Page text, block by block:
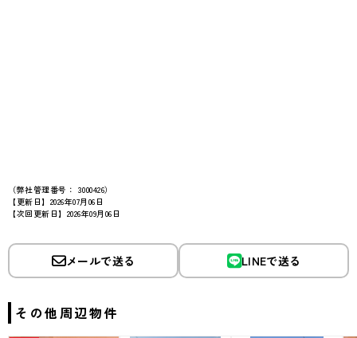
（弊社管理番号： 3000426）
【更新日】2026年07月06日
【次回更新日】2026年09月06日
メールで送る LINEで送る
その他周辺物件